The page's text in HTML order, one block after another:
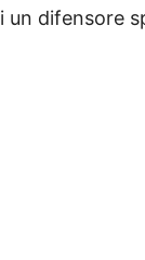
difensore